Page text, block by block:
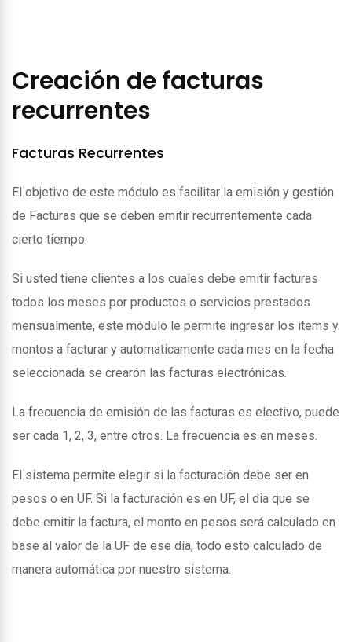
Creación de facturas
recurrentes
Facturas Recurrentes
El objetivo de este módulo es facilitar la emisión y gestión
de Facturas que se deben emitir recurrentemente cada
cierto tiempo.
Si usted tiene clientes a los cuales debe emitir facturas
todos los meses por productos o servicios prestados
mensualmente, este módulo le permite ingresar los items y
montos a facturar y automaticamente cada mes en la fecha
seleccionada se crearón las facturas electrónicas.
La frecuencia de emisión de las facturas es electivo, puede
ser cada 1, 2, 3, entre otros. La frecuencia es en meses.
El sistema permite elegir si la facturación debe ser en
pesos o en UF. Si la facturación es en UF, el dia que se
debe emitir la factura, el monto en pesos será calculado en
base al valor de la UF de ese día, todo esto calculado de
manera automática por nuestro sistema.